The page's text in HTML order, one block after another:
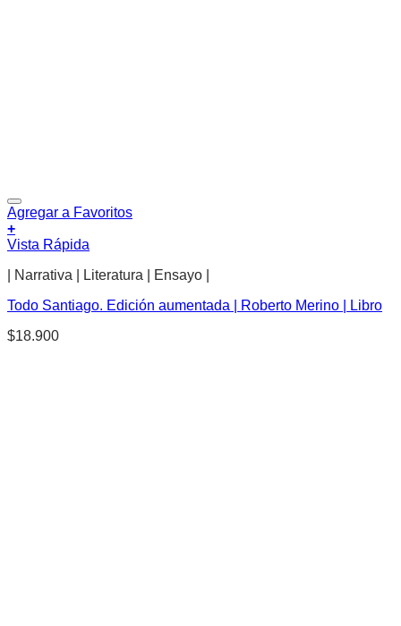
Agregar a Favoritos
+
Vista Rápida
| Narrativa | Literatura | Ensayo |
Todo Santiago. Edición aumentada | Roberto Merino | Libro
$18.900